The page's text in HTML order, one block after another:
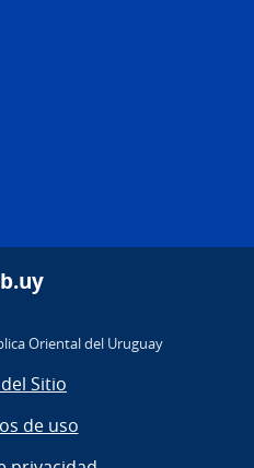
Oriental del Uruguay
Sitio
de uso